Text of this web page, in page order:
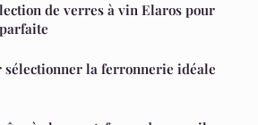
de verres à vin Elaros pour
sélectionner la ferronnerie idéale